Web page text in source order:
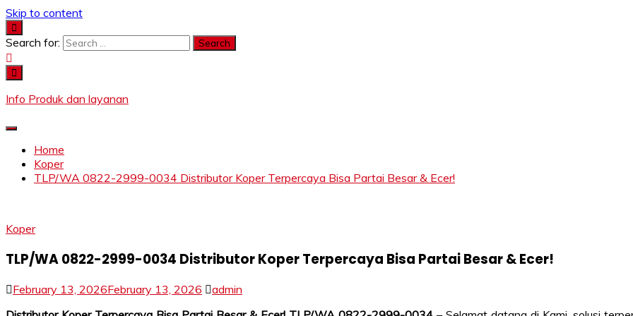
Skip to content
Search for:
Info Produk dan layanan
Home
Koper
TLP/WA 0822-2999-0034 Distributor Koper Terpercaya Bisa Partai Besar & Ecer!
Koper
TLP/WA 0822-2999-0034 Distributor Koper Terpercaya Bisa Partai Besar & Ecer!
February 13, 2026February 13, 2026
admin